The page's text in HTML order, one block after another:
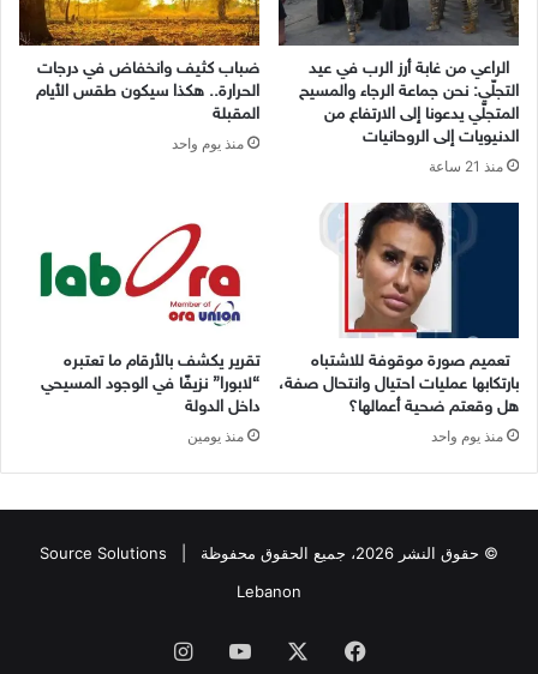
الراعي من غابة أرز الرب في عيد
التجلّي: نحن جماعة الرجاء والمسيح
المتجلّي يدعونا إلى الارتفاع من
الدنيويات إلى الروحانيات
منذ 21 ساعة
ضباب كثيف وانخفاض في درجات
الحرارة.. هكذا سيكون طقس الأيام
المقبلة
منذ يوم واحد
تعميم صورة موقوفة للاشتباه
بارتكابها عمليات احتيال وانتحال صفة،
هل وقعتم ضحية أعمالها؟
منذ يوم واحد
تقرير يكشف بالأرقام ما تعتبره
“لابورا” نزيفًا في الوجود المسيحي
داخل الدولة
منذ يومين
© حقوق النشر 2026، جميع الحقوق محفوظة |
Source Solutions
Lebanon
فيسبوك يوتيوبانستقرام